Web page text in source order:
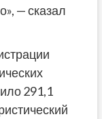
— сказал
291,1